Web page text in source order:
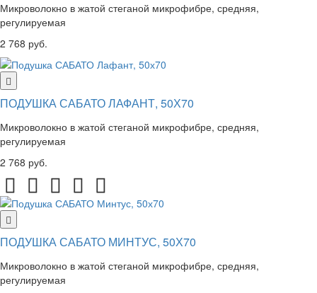
Микроволокно в жатой стеганой микрофибре, средняя,
регулируемая
2 768 руб.
ПОДУШКА САБАТО ЛАФАНТ, 50Х70
Микроволокно в жатой стеганой микрофибре, средняя,
регулируемая
2 768 руб.
ПОДУШКА САБАТО МИНТУС, 50Х70
Микроволокно в жатой стеганой микрофибре, средняя,
регулируемая